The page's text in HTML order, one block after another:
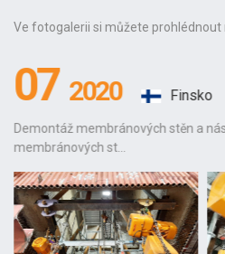
Ve fotogalerii si můžete prohlédnout
07 2020 Finsko
Demontáž membránových stěn a
membránových st...